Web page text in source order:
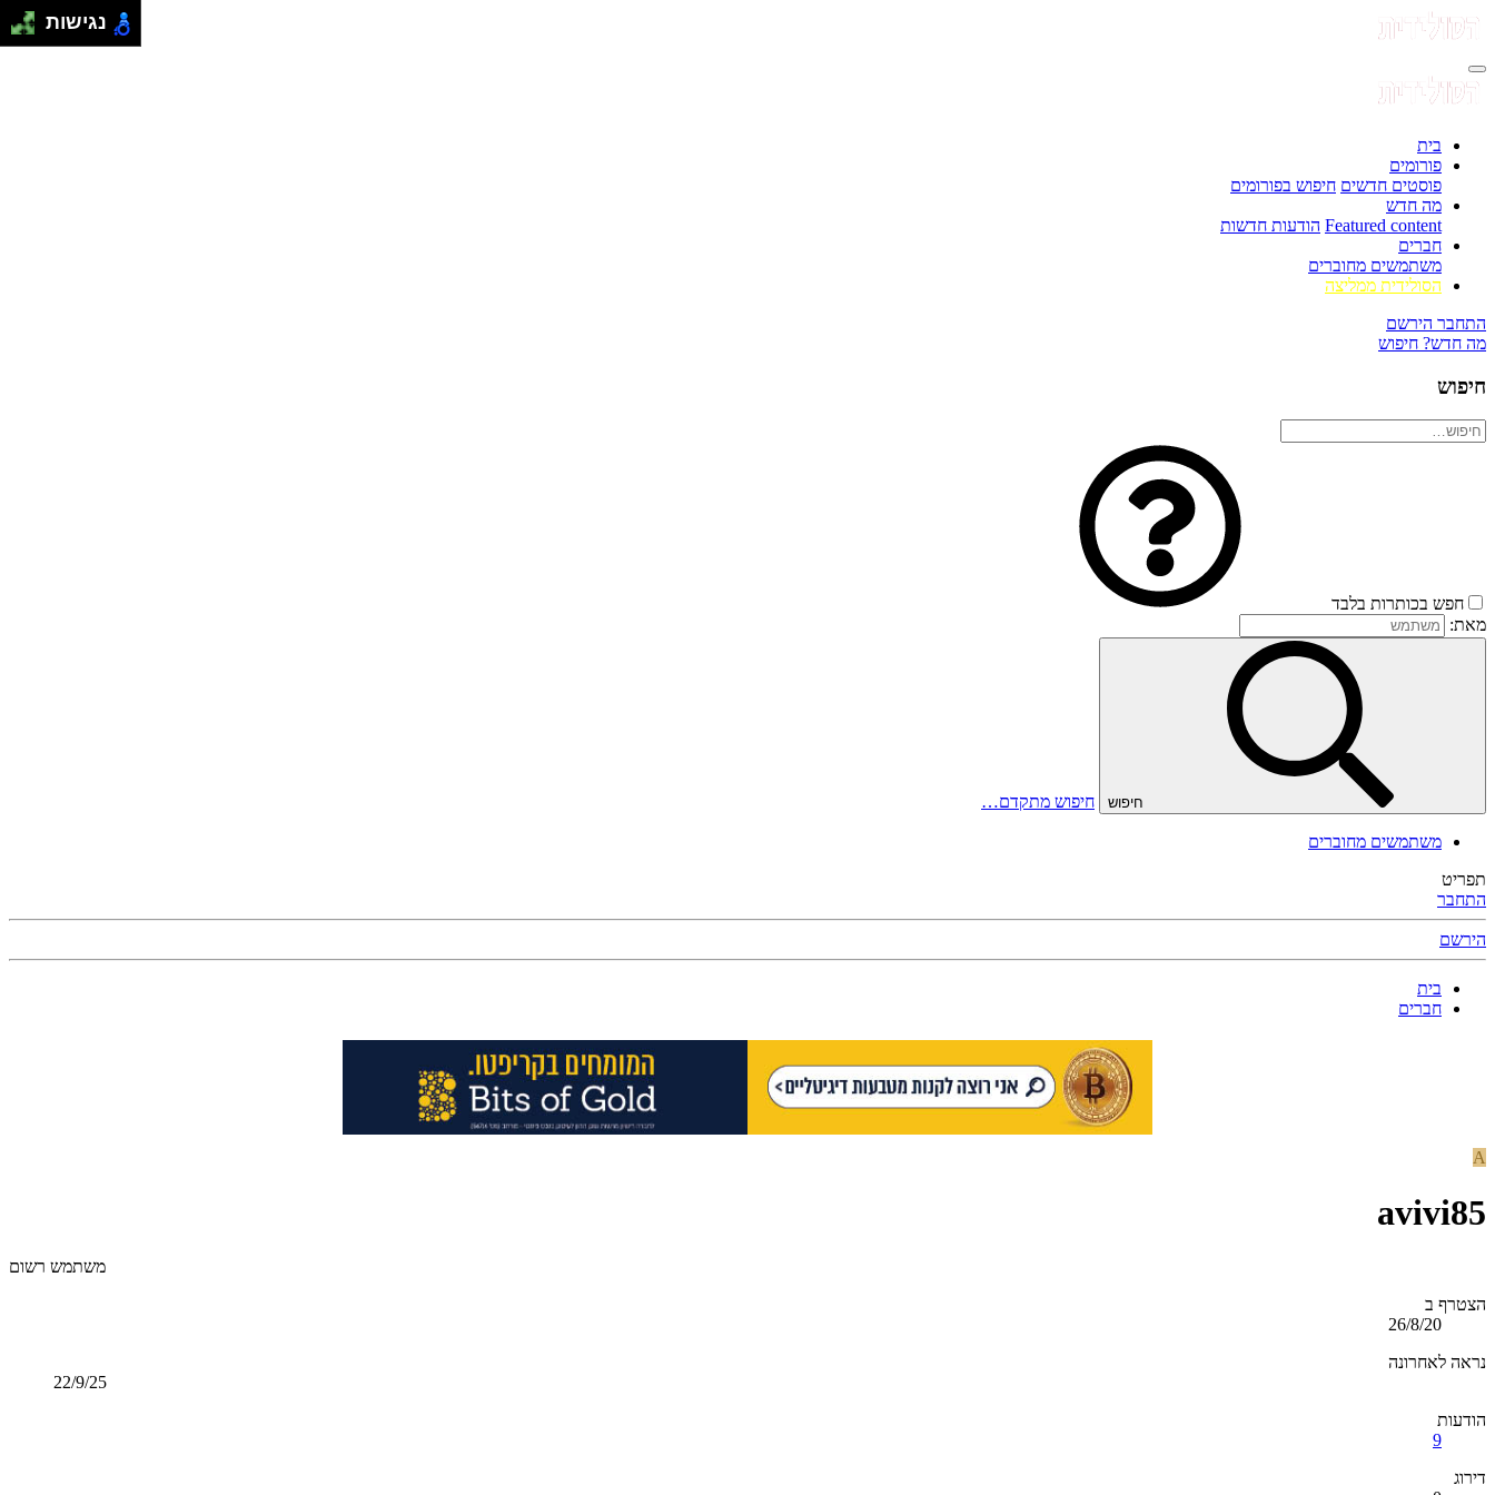
בית
פורומים
פוסטים חדשים חיפוש בפורומים
מה חדש
Featured content הודעות חדשות
חברים
משתמשים מחוברים
הסולידית ממליצה
התחבר הירשם
מה חדש? חיפוש
חיפוש
חפש בכותרות בלבד
מאת:
חיפוש חיפוש מתקדם…
משתמשים מחוברים
תפריט
התחבר
הירשם
בית
חברים
A
avivi85
משתמש רשום
הצטרף ב
26/8/20
נראה לאחרונה
22/9/25
הודעות
9
דירוג
נגישות